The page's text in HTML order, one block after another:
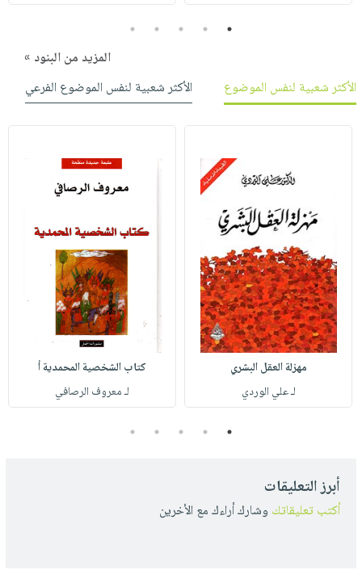
1
2
3
4
5
المزيد من البنود »
الأكثر شعبية لنفس الموضوع
الأكثر شعبية لنفس الموضوع الفرعي
مهزلة العقل البشري
لـ علي الوردي
كتاب الشخصية المحمدية أ
لـ معروف الرصافي
1
2
3
4
5
أبرز التعليقات
أكتب تعليقاتك وشارك أراءك مع الأخرين